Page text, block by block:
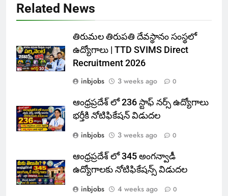
Related News
తిరుమల తిరుపతి దేవస్థానం సంస్థలో
ఉద్యోగాలు | TTD SVIMS Direct
Recruitment 2026
inbjobs
3 weeks ago 0
ఆంధ్రప్రదేశ్ లో 236 స్టాఫ్ నర్స్ ఉద్యోగాలు
భర్తీకి నోటిఫికేషన్ విడుదల
inbjobs
3 weeks ago 0
ఆంధ్రప్రదేశ్ లో 345 అంగన్వాడీ
ఉద్యోగాలకు నోటిఫికేషన్స్ విడుదల
inbjobs
4 weeks ago 0